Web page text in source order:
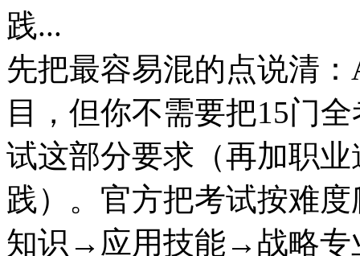
践...
先把最容易混的点说清
目，但你不需要把15门
试这部分要求（再加职
践）。官方把考试按难
知识→应用技能→战略专